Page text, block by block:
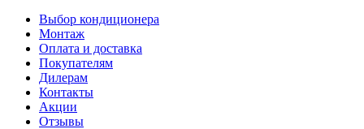
Выбор кондиционера
Монтаж
Оплата и доставка
Покупателям
Дилерам
Контакты
Акции
Отзывы